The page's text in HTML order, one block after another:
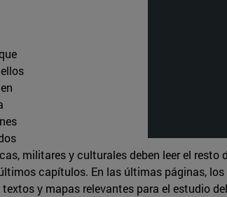
militares y culturales deben leer el resto
capítulos. En las últimas páginas,
y mapas relevantes para el estudio